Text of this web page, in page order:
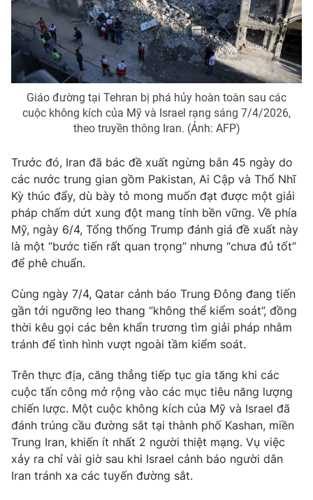
Theo dõi báo trên
Cơ quan chủ quản:
Đài Truyền hình Việt Nam
Cơ quan báo chí:Thời báo VTV
cấp ngày 29/12/2023
Tổng Biên tập:
Vũ Thanh Thủy
Nguyễn Trọng Ninh
Tổng đài VTV:024.38 355 931 - 024.38 355 932
Ðiện thoại Thời báo VTV:024.66 897 897
Email: toasoan@vtv.vn
Liên hệ quảng cáo:024-7300.7108
® Cấm sao chép dưới mọi hình thức nếu không có sự chấp
thuận bằng văn bản. Ghi rõ nguồn VTV.vn khi phát hành lại
thông tin từ website này.
Giáo đường tại Tehran bị phá hủy hoàn toàn sau các
cuộc không kích của Mỹ và Israel rạng sáng 7/4/2026,
theo truyền thông Iran. (Ảnh: AFP)
Trước đó, Iran đã bác đề xuất ngừng bắn 45 ngày do
các nước trung gian gồm Pakistan, Ai Cập và Thổ Nhĩ
Kỳ thúc đẩy, dù bày tỏ mong muốn đạt được một giải
pháp chấm dứt xung đột mang tính bền vững. Về phía
Mỹ, ngày 6/4, Tổng thống Trump đánh giá đề xuất này
là một “bước tiến rất quan trọng” nhưng “chưa đủ tốt”
để phê chuẩn.
Cùng ngày 7/4, Qatar cảnh báo Trung Đông đang tiến
gần tới ngưỡng leo thang “không thể kiểm soát”, đồng
thời kêu gọi các bên khẩn trương tìm giải pháp nhằm
tránh để tình hình vượt ngoài tầm kiểm soát.
Trên thực địa, căng thẳng tiếp tục gia tăng khi các
cuộc tấn công mở rộng vào các mục tiêu năng lượng
chiến lược. Một cuộc không kích của Mỹ và Israel đã
đánh trúng cầu đường sắt tại thành phố Kashan, miền
Trung Iran, khiến ít nhất 2 người thiệt mạng. Vụ việc
xảy ra chỉ vài giờ sau khi Israel cảnh báo người dân
Iran tránh xa các tuyến đường sắt.